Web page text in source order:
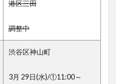
港区三田
調整中
渋谷区神山町
3月 29日(水)/①11:00～